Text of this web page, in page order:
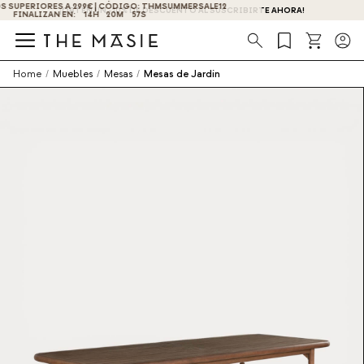
¡OBTÉN UN -10% DE DESCUENTO AL SUSCRIBIRTE AHORA!
Búsqueda
Home / Muebles / Mesas / Mesas de Jardín